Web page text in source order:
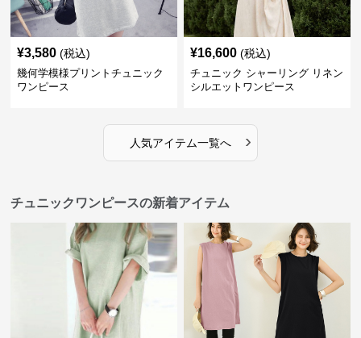
¥3,580 (税込)
幾何学模様プリントチュニック
ワンピース
¥16,600 (税込)
チュニック シャーリング リネン
シルエットワンピース
人気アイテム一覧へ ›
チュニックワンピースの新着アイテム